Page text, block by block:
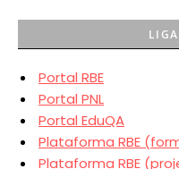
Portal RBE
Portal PNL
Portal EduQA
Plataforma RBE
Plataforma RBE